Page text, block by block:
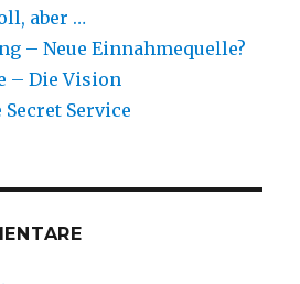
aber …
– Neue Einnahmequelle?
– Die Vision
Service